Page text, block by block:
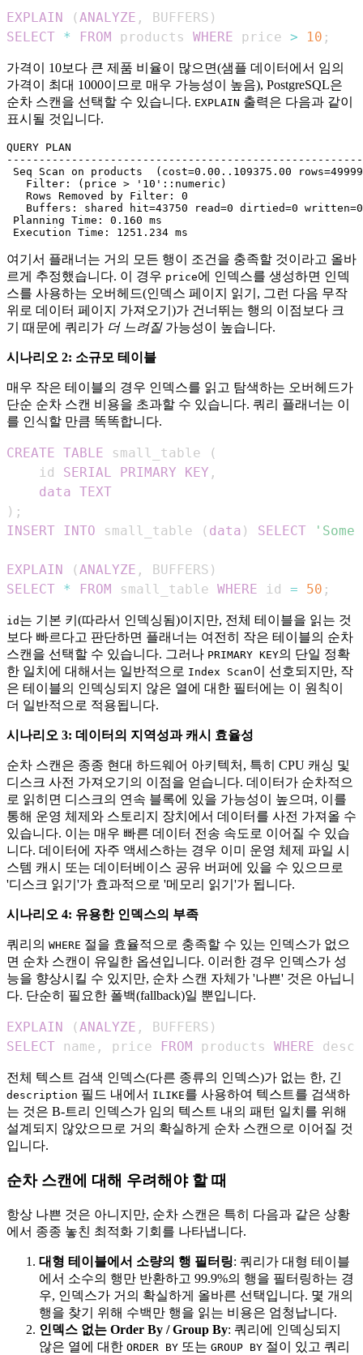
EXPLAIN (ANALYZE , BUFFERS )
SELECT * FROM products WHERE price > 10 ;
가격이 10보다 큰 제품 비율이 많으면(샘플 데이터에서 임의
가격이 최대 1000이므로 매우 가능성이 높음), PostgreSQL은
순차 스캔을 선택할 수 있습니다. EXPLAIN 출력은 다음과 같이
표시될 것입니다.
QUERY PLAN
Seq Scan on products  (cost=0.00..109375.00
   Filter: (price > '10'::numeric)
   Rows Removed by Filter: 0
   Buffers: shared hit=43750 read=0 dirtied=0 written=0
Planning Time: 0.160 ms
여기서 플래너는 거의 모든 행이 조건을 충족할 것이라고 올바
르게 추정했습니다. 이 경우 price에 인덱스를 생성하면 인덱
스를 사용하는 오버헤드(인덱스 페이지 읽기, 그런 다음 무작
위로 데이터 페이지 가져오기)가 건너뛰는 행의 이점보다 크
기 때문에 쿼리가 더 느려질가능성이 높습니다.
시나리오 2: 소규모 테이블
매우 작은 테이블의 경우 인덱스를 읽고 탐색하는 오버헤드가
단순 순차 스캔 비용을 초과할 수 있습니다. 쿼리 플래너는 이
를 인식할 만큼 똑똑합니다.
CREATE TABLE small_table
(
    id
SERIAL PRIMARY KEY ,
data TEXT
) ;
INSERT INTO small_table ( data ) SELECT
EXPLAIN (ANALYZE , BUFFERS )
SELECT * FROM small_table WHERE id = 50 ;
id 는 기본 키(따라서 인덱싱됨)이지만, 전체 테이블을 읽는 것
보다 빠르다고 판단하면 플래너는 여전히 작은 테이블의 순차
스캔을 선택할 수 있습니다. 그러나 PRIMARY KEY의 단일 정확
한 일치에 대해서는 일반적으로 Index Scan이 선호되지만, 작
은 테이블의 인덱싱되지 않은 열에 대한 필터에는 이 원칙이
더 일반적으로 적용됩니다.
시나리오 3: 데이터의 지역성과 캐시 효율성
순차 스캔은 종종 현대 하드웨어 아키텍처, 특히 CPU 캐싱 및
디스크 사전 가져오기의 이점을 얻습니다. 데이터가 순차적으
로 읽히면 디스크의 연속 블록에 있을 가능성이 높으며, 이를
통해 운영 체제와 스토리지 장치에서 데이터를 사전 가져올 수
있습니다. 이는 매우 빠른 데이터 전송 속도로 이어질 수 있습
니다. 데이터에 자주 액세스하는 경우 이미 운영 체제 파일 시
스템 캐시 또는 데이터베이스 공유 버퍼에 있을 수 있으므로
'디스크 읽기'가 효과적으로 '메모리 읽기'가 됩니다.
시나리오 4: 유용한 인덱스의 부족
쿼리의 WHERE 절을 효율적으로 충족할 수 있는 인덱스가 없으
면 순차 스캔이 유일한 옵션입니다. 이러한 경우 인덱스가 성
능을 향상시킬 수 있지만, 순차 스캔 자체가 '나쁜' 것은 아닙니
다. 단순히 필요한 폴백(fallback)일 뿐입니다.
EXPLAIN (ANALYZE , BUFFERS )
SELECT name , price FROM products WHERE
전체 텍스트 검색 인덱스(다른 종류의 인덱스)가 없는 한, 긴
description 필드 내에서 ILIKE를 사용하여 텍스트를 검색하
는 것은 B-트리 인덱스가 임의 텍스트 내의 패턴 일치를 위해
설계되지 않았으므로 거의 확실하게 순차 스캔으로 이어질 것
입니다.
순차 스캔에 대해 우려해야 할 때
항상 나쁜 것은 아니지만, 순차 스캔은 특히 다음과 같은 상황
에서 종종 놓친 최적화 기회를 나타냅니다.
대형 테이블에서 소량의 행 필터링: 쿼리가 대형 테이블
에서 소수의 행만 반환하고 99.9%의 행을 필터링하는 경
우, 인덱스가 거의 확실하게 올바른 선택입니다. 몇 개의
행을 찾기 위해 수백만 행을 읽는 비용은 엄청납니다.
인덱스 없는 Order By / Group By: 쿼리에 인덱싱되지
않은 열에 대한 ORDER BY 또는 GROUP BY 절이 있고 쿼리